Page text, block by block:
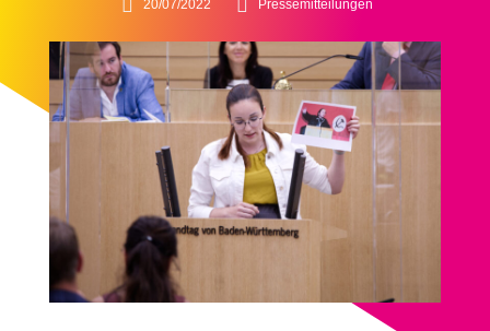
20/07/2022 Pressemitteilungen